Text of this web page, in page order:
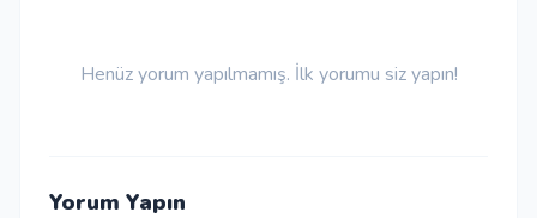
Henüz yorum yapılmamış. İlk yorumu siz yapın!
Yorum Yapın